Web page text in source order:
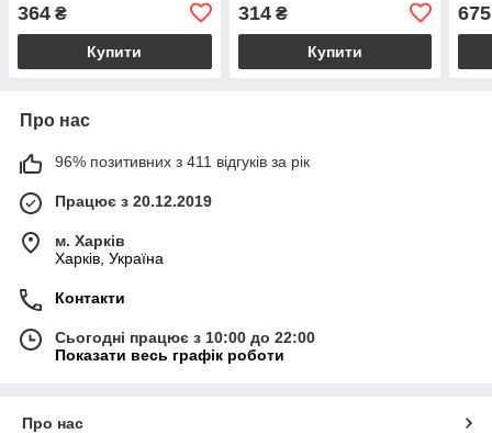
364 ₴
Купити
314₴
Купити
675
Про нас
96% позитивних з 411 відгуків за рік
Працює з 20.12.2019
м. Харків
Харків, Україна
Контакти
Сьогодні працює з 10:00 до 22:00
Показати весь графік роботи
Про нас